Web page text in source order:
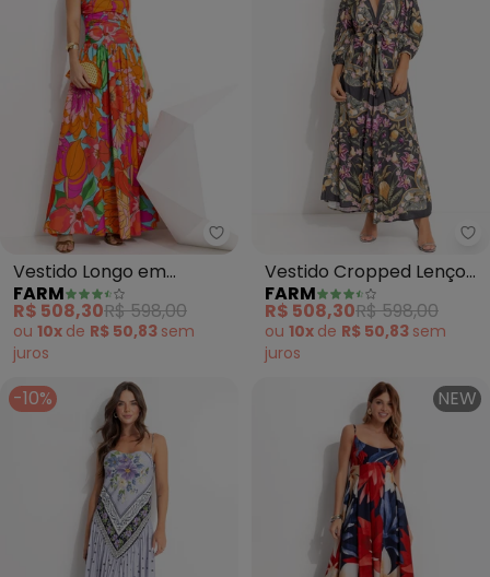
Farm - Vestido Longo em
Vestido Longo em
Viscolinho (Laranja)
FARM
R$ 508,30R$ 598,00
ou 10x de R$ 50,83 sem
juros
Vestido Cropped Lenço
Floral Talita (Cinza)
FARM
R$ 508,30R$ 598,00
ou 10x de R$ 50,83 sem
juros
-10% NEW